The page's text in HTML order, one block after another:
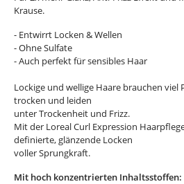
Krause.
- Entwirrt Locken & Wellen
- Ohne Sulfate
- Auch perfekt für sensibles Haar
Lockige und wellige Haare brauchen viel
trocken und leiden
unter Trockenheit und Frizz.
Mit der Loreal Curl Expression
definierte, glänzende Locken
voller Sprungkraft.
Mit hoch konzentrierten Inhaltsstoffen: